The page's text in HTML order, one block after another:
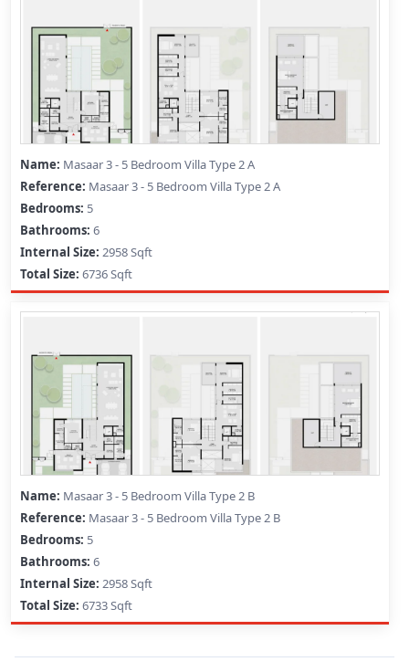
Masaar 3 - 5 Bedroom Villa Type 2 A
Masaar 3 - 5 Bedroom Villa Type 2 A
5
6
2958 Sqft
6736 Sqft
Masaar 3 - 5 Bedroom Villa Type 2 B
Masaar 3 - 5 Bedroom Villa Type 2 B
5
6
2958 Sqft
6733 Sqft